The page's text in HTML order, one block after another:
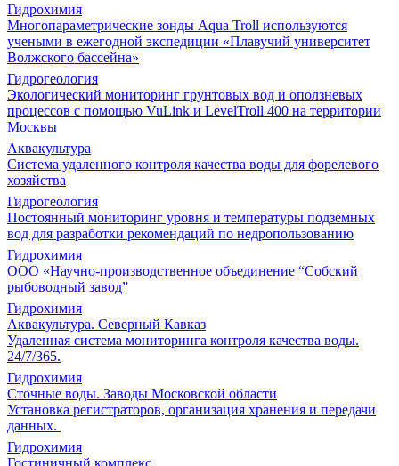
Гидрохимия
Многопараметрические зонды Aqua Troll используются
учеными в ежегодной экспедиции «Плавучий университет
Волжского бассейна»
Гидрогеология
Экологический мониторинг грунтовых вод и оползневых
процессов с помощью VuLink и LevelTroll 400 на территории
Москвы
Аквакультура
Система удаленного контроля качества воды для форелевого
хозяйства
Гидрогеология
Постоянный мониторинг уровня и температуры подземных
вод для разработки рекомендаций по недропользованию
Гидрохимия
ООО «Научно-производственное объединение “Собский
рыбоводный завод”
Гидрохимия
Аквакультура. Северный Кавказ
Удаленная система мониторинга контроля качества воды.
24/7/365.
Гидрохимия
Сточные воды. Заводы Московской области
Установка регистраторов, организация хранения и передачи
данных.
Гидрохимия
Гостиничный комплекс